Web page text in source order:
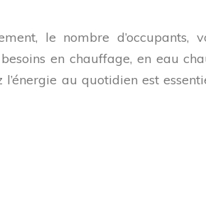
le nombre d’occupants,
en chauffage, en eau
au quotidien est